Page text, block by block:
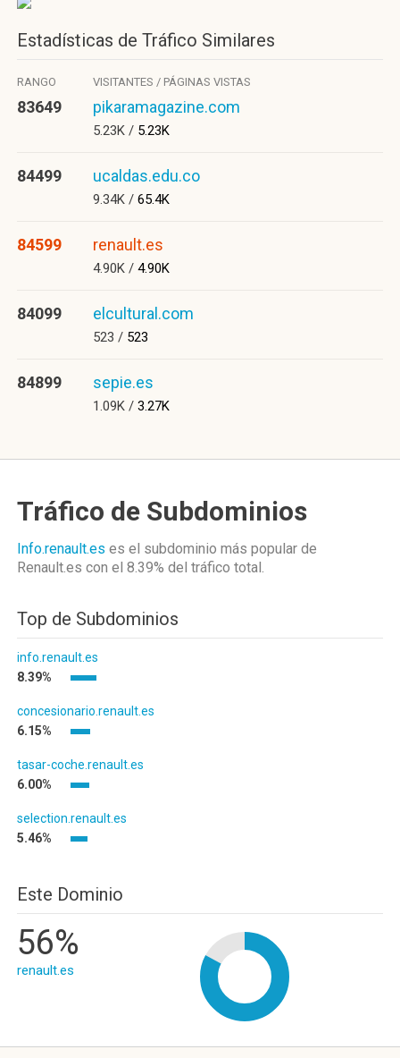
Estadísticas de Tráfico Similares
RANGO VISITANTES / PÁGINAS VISTAS
83649 pikaramagazine.com
5.23K / 5.23K
84499 ucaldas.edu.co
9.34K / 65.4K
84599 renault.es
4.90K / 4.90K
84099 elcultural.com
523 / 523
84899 sepie.es
1.09K / 3.27K
Tráfico de Subdominios
Info.renault.es es el subdominio más popular de
Renault.es con el 8.39% del tráfico total.
Top de Subdominios
info.renault.es
8.39%
concesionario.renault.es
6.15%
tasar-coche.renault.es
6.00%
selection.renault.es
5.46%
Este Dominio
56%
renault.es